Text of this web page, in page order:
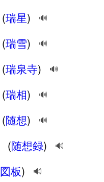
(瑞星) 🔊
(瑞雪) 🔊
(瑞泉寺) 🔊
(瑞相) 🔊
(随想) 🔊
(随想録) 🔊
図板) 🔊